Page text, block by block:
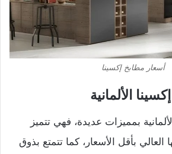
أسعار مطابخ إكسينا
الألمانية
بمميزات عديدة، فهي تتميز
العالي بأقل الأسعار، كما تتمتع بذوق